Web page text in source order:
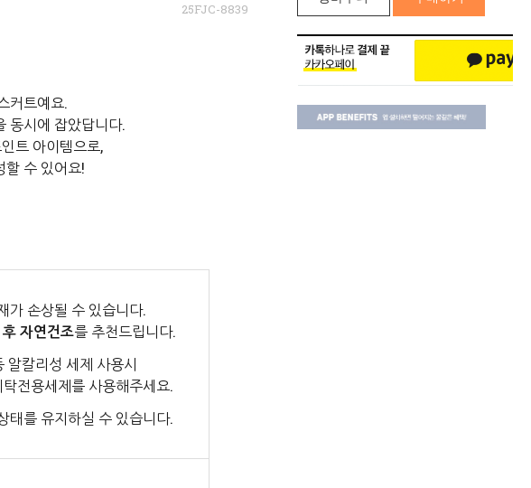
25FJC-8839
커트예요.
동시에 잡았답니다.
트 아이템으로,
할 수 있어요!
가 손상될 수 있습니다.
자연건조를 추천드립니다.
알칼리성 세제 사용시
전용세제를 사용해주세요.
태를 유지하실 수 있습니다.